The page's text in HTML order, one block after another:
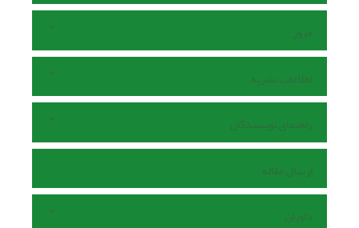
مرور
اطلاعات نشریه
راهنمای نویسندگان
ارسال مقاله
داوران